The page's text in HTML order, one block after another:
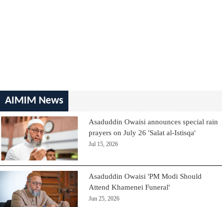
AIMIM News
Asaduddin Owaisi announces special rain
prayers on July 26 'Salat al-Istisqa'
Jul 15, 2026
Asaduddin Owaisi 'PM Modi Should
Attend Khamenei Funeral'
Jun 25, 2026